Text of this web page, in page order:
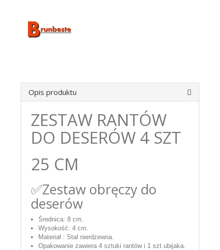
Opis produktu
ZESTAW RANTÓW
DO DESERÓW 4 SZT
25 CM
✅Zestaw obręczy do
deserów
Średnica: 8 cm.
Wysokość: 4 cm.
Materiał : Stal nierdzewna.
Opakowanie zawiera 4 sztuki rantów i 1 szt ubijaka.